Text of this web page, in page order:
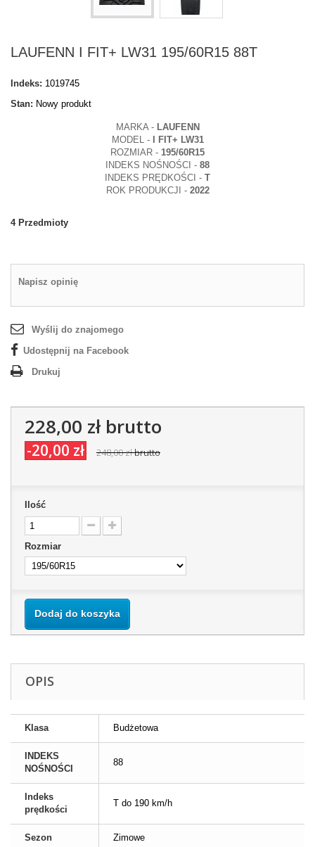
LAUFENN I FIT+ LW31 195/60R15 88T
Indeks: 1019745
Stan: Nowy produkt
MARKA - LAUFENN
MODEL -I FIT+ LW31
ROZMIAR - 195/60R15
INDEKS NOŚNOŚCI - 88
INDEKS PRĘDKOŚCI - T
ROK PRODUKCJI - 2022
4 Przedmioty
Napisz opinię
Wyślij do znajomego
Udostępnij na Facebook
Drukuj
228,00 złbrutto
-20,00 zł 248,00 złbrutto
Ilość
Rozmiar
Dodaj do koszyka
OPIS
Klasa Budżetowa
INDEKS
NOŚNOŚCI
88
Indeks
prędkości
T do 190 km/h
Sezon Zimowe